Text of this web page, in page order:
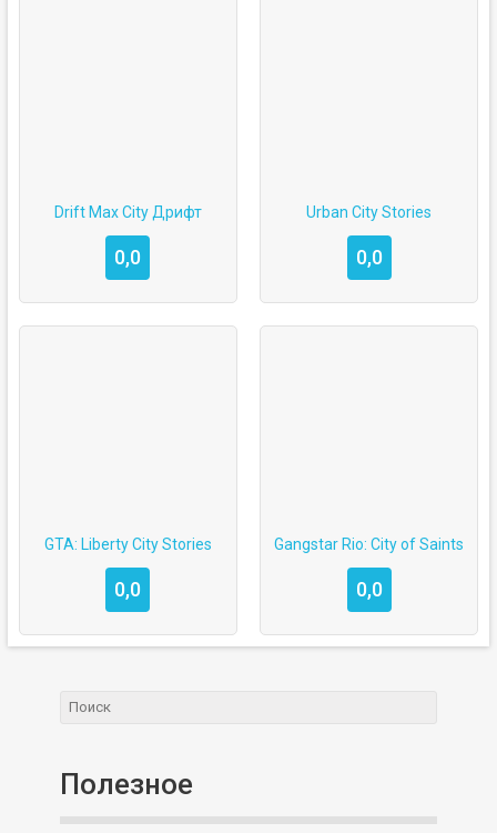
Drift Max City Дрифт
0,0
Urban City Stories
0,0
GTA: Liberty City Stories
0,0
Gangstar Rio: City of Saints
0,0
Полезное